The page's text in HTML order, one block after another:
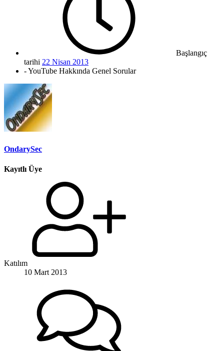
Başlangıç
tarihi 22 Nisan 2013
- YouTube Hakkında Genel Sorular
OndarySec
Kayıtlı Üye
Katılım
10 Mart 2013